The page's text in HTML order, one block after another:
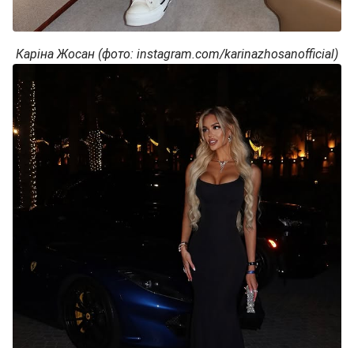
Каріна Жосан (фото: instagram.com/karinazhosanofficial)